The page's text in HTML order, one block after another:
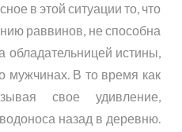
в этой ситуации то, что
раввинов, не способна
обладательницей истины,
мужчинах. В то время как
свое удивление,
назад в деревню.